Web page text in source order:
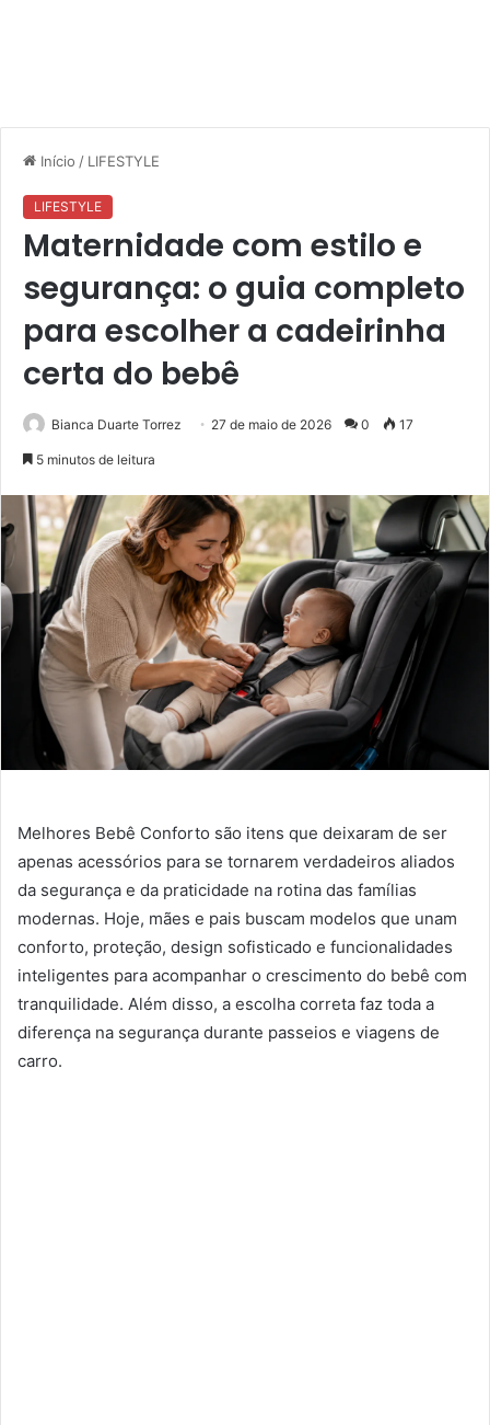
Início / LIFESTYLE
LIFESTYLE
Maternidade com estilo e
segurança: o guia completo
para escolher a cadeirinha
certa do bebê
Bianca Duarte Torrez 27 de maio de 2026 0 17
5 minutos de leitura
Melhores Bebê Conforto são itens que deixaram de ser
apenas acessórios para se tornarem verdadeiros aliados
da segurança e da praticidade na rotina das famílias
modernas. Hoje, mães e pais buscam modelos que unam
conforto, proteção, design sofisticado e funcionalidades
inteligentes para acompanhar o crescimento do bebê com
tranquilidade. Além disso, a escolha correta faz toda a
diferença na segurança durante passeios e viagens de
carro.